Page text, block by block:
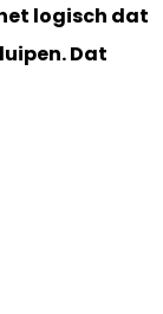
logisch dat
Dat